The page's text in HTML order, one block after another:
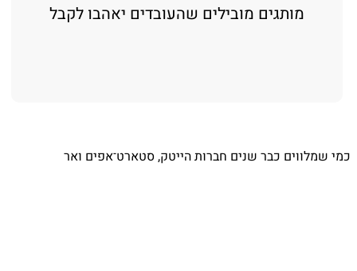
מותגים מובילים שהעובדים יאהבו לקבל
שמלווים כבר שנים חברות הייטק, סטארט־אפים ואר